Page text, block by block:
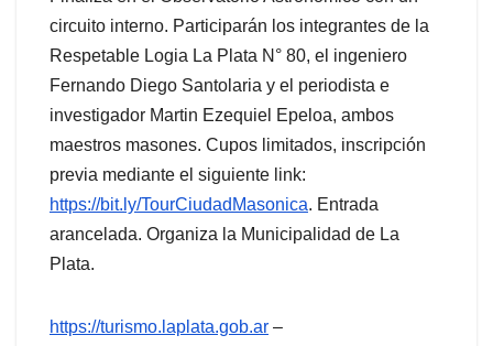
circuito interno. Participarán los integrantes de la
Respetable Logia La Plata N° 80, el ingeniero
Fernando Diego Santolaria y el periodista e
investigador Martin Ezequiel Epeloa, ambos
maestros masones. Cupos limitados, inscripción
previa mediante el siguiente link:
https://bit.ly/TourCiudadMasonica. Entrada
arancelada. Organiza la Municipalidad de La
Plata.
https://turismo.laplata.gob.ar –